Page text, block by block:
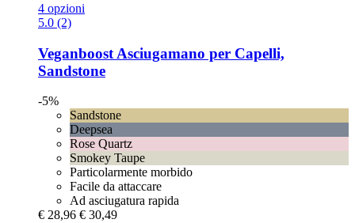
4 opzioni
5.0 (2)
Veganboost Asciugamano per Capelli,
Sandstone
-5%
Sandstone
Deepsea
Rose Quartz
Smokey Taupe
Particolarmente morbido
Facile da attaccare
Ad asciugatura rapida
€ 28,96 € 30,49